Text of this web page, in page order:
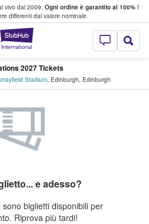
vivo dal 2009. Ogni ordine è garantito al 100%I
differenti dal valore nominale.
StubHub - Dove
biglietti
2027 Tickets
Stadium, Edinburgh, Edinburgh
e adesso?
biglietti disponibili per
Riprova più tardi!